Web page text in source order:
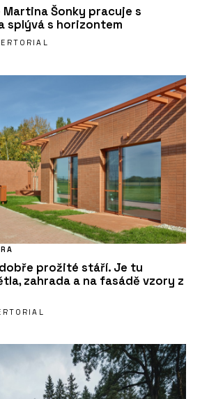
Šonky pracuje s
splývá s horizontem
prožité stáří. Je tu
zahrada a na fasádě vzory z